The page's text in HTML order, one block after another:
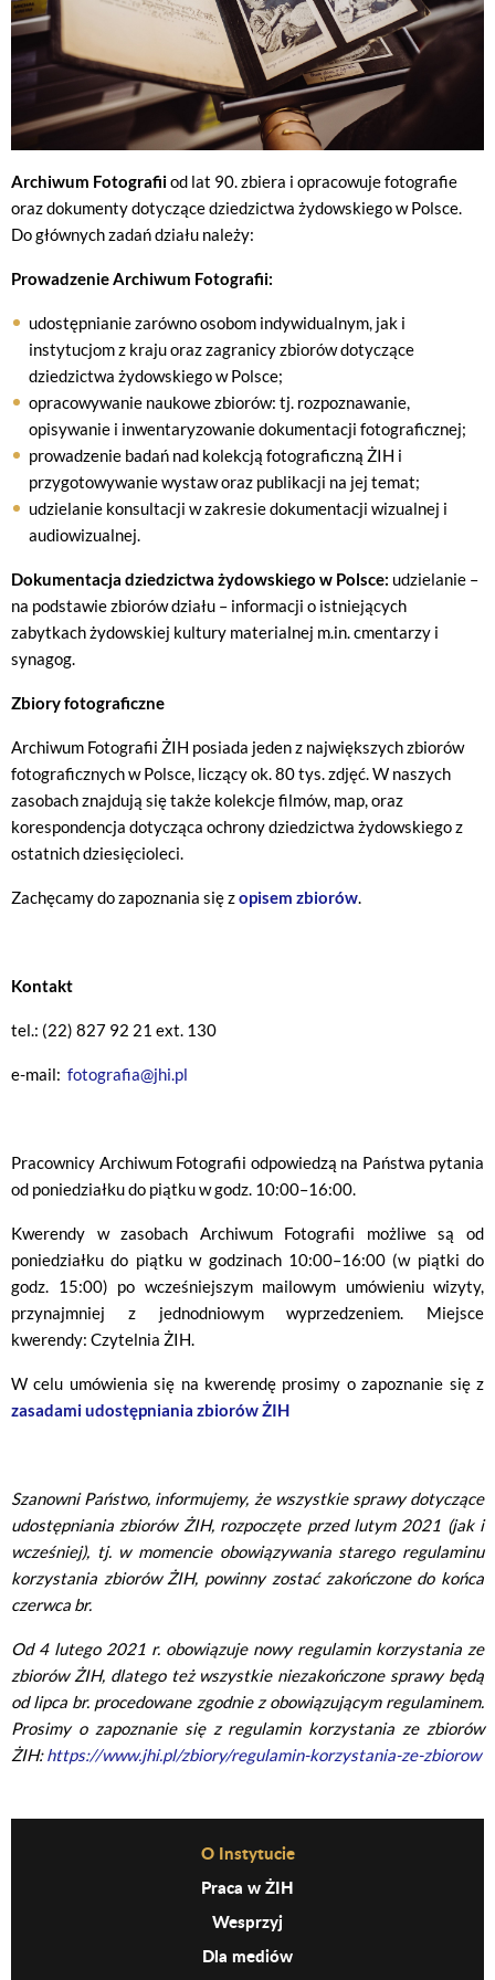
Archiwum Fotografiiod lat 90. zbiera i opracowuje fotografie
oraz dokumenty dotyczące dziedzictwa żydowskiego w Polsce.
Do głównych zadań działu należy:
Prowadzenie Archiwum Fotografii:
udostępnianie zarówno osobom indywidualnym, jak i
instytucjom z kraju oraz zagranicy zbiorów dotyczące
dziedzictwa żydowskiego w Polsce;
opracowywanie naukowe zbiorów: tj. rozpoznawanie,
opisywanie i inwentaryzowanie dokumentacji fotograficznej;
prowadzenie badań nad kolekcją fotograficzną ŻIH i
przygotowywanie wystaw oraz publikacji na jej temat;
udzielanie konsultacji w zakresie dokumentacji wizualnej i
audiowizualnej.
Dokumentacja dziedzictwa żydowskiego w Polsce: udzielanie –
na podstawie zbiorów działu – informacji o istniejących
zabytkach żydowskiej kultury materialnej m.in. cmentarzy i
synagog.
Zbiory fotograficzne
Archiwum Fotografii ŻIH posiada jeden z największych zbiorów
fotograficznych w Polsce, liczący ok. 80 tys. zdjęć. W naszych
zasobach znajdują się także kolekcje filmów, map, oraz
korespondencja dotycząca ochrony dziedzictwa żydowskiego z
ostatnich dziesięcioleci.
Zachęcamy do zapoznania się zopisem zbiorów.
Kontakt
tel.: (22) 827 92 21 ext. 130
e-mail: fotografia@jhi.pl
Pracownicy Archiwum Fotografii odpowiedzą na Państwa pytania
od poniedziałku do piątku w godz. 10:00–16:00.
Kwerendy w zasobach Archiwum Fotografii możliwe są od
poniedziałku do piątku w godzinach 10:00–16:00 (w piątki do
godz. 15:00) po wcześniejszym mailowym umówieniu wizyty,
przynajmniej z jednodniowym wyprzedzeniem. Miejsce
kwerendy: Czytelnia ŻIH.
W celu umówienia się na kwerendę prosimy o zapoznanie się z
zasadami udostępniania zbiorów ŻIH
Szanowni Państwo, informujemy, że wszystkie sprawy dotyczące
udostępniania zbiorów ŻIH, rozpoczęte przed lutym 2021 (jak i
wcześniej), tj. w momencie obowiązywania starego regulaminu
korzystania zbiorów ŻIH, powinny zostać zakończone do końca
czerwca br.
Od 4 lutego 2021 r. obowiązuje nowy regulamin korzystania ze
zbiorów ŻIH, dlatego też wszystkie niezakończone sprawy będą
od lipca br. procedowane zgodnie z obowiązującym regulaminem.
Prosimy o zapoznanie się z regulamin korzystania ze zbiorów
ŻIH:https://www.jhi.pl/zbiory/regulamin-korzystania-ze-zbiorow
Before Footer MenuO Instytucie
Praca w ŻIH
Wesprzyj
Dla mediów